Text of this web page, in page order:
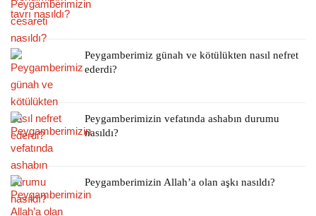
Peygamberimiz günah ve kötülükten nasıl nefret
ederdi?
Peygamberimizin vefatında ashabın durumu
nasıldı?
Peygamberimizin Allah’a olan aşkı nasıldı?